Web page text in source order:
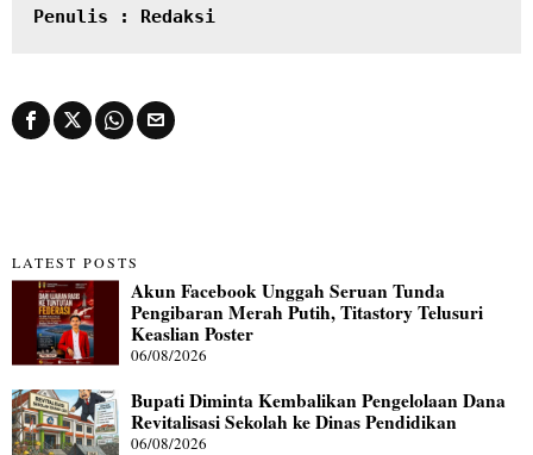
Penulis : Redaksi
LATEST POSTS
Akun Facebook Unggah Seruan Tunda
Pengibaran Merah Putih, Titastory Telusuri
Keaslian Poster
06/08/2026
Bupati Diminta Kembalikan Pengelolaan Dana
Revitalisasi Sekolah ke Dinas Pendidikan
06/08/2026